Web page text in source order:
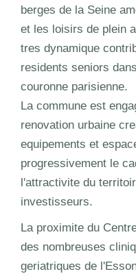
berges de la Seine
et les loisirs de plein
tres dynamique
residents seniors
couronne parisienne.
La commune est
renovation urbaine
equipements et
progressivement le
l'attractivite du
investisseurs.
La proximite du
des nombreuses
geriatriques de